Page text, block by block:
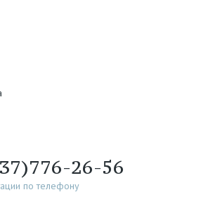
26-56
по телефону